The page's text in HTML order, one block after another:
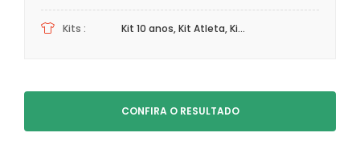
Kits : Kit 10 anos, Kit Atleta, Ki...
CONFIRA O RESULTADO